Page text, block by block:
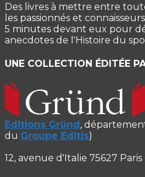
Des livres à mettre entre
les passionnés et
5 minutes devant eux pour
anecdotes de l'Histoire du
UNE COLLECTION ÉDITÉE
Editions Gründ ,
du Groupe Editis)
12, avenue d'Italie 75627 Paris